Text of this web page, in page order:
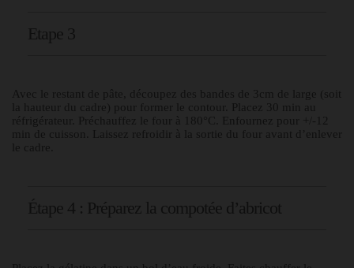
Etape 3
Avec le restant de pâte, découpez des bandes de 3cm de large (soit
la hauteur du cadre) pour former le contour. Placez 30 min au
réfrigérateur. Préchauffez le
four à 180°C. Enfournez pour +/-12
min de cuisson. Laissez refroidir à la sortie du four avant d’enlever
le cadre.
Étape 4 : Préparez la compotée d’abricot